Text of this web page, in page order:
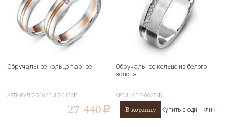
Обручальное кольцо парное
АРТИКУЛ7-0102Б И 7-0106Б
27 440 a
Обручальное кольцо из белого
золота
АРТИКУЛ7-0035/Б
В корзину Купить в один клик